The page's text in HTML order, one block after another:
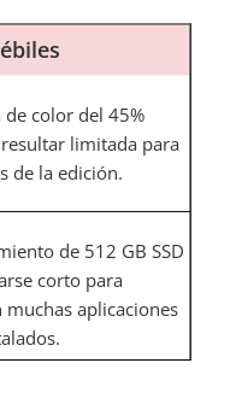
de color del 45%
resultar limitada para
de la edición.
de 512 GB SSD
corto para
muchas aplicaciones